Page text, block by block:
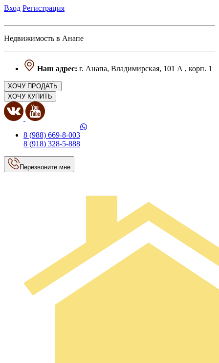
Вход Регистрация
Недвижимость в Анапе
Наш адрес: г. Анапа, Владимирская, 101 А , корп. 1
ХОЧУ ПРОДАТЬ
ХОЧУ КУПИТЬ
8 (988) 669-8-003
8 (918) 328-5-888
Перезвоните мне